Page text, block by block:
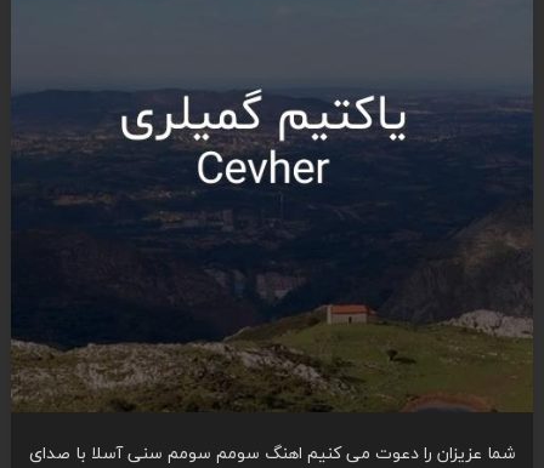
شما عزیزان را دعوت می کنیم اهنگ سومم سومم سنی آسلا با صدای